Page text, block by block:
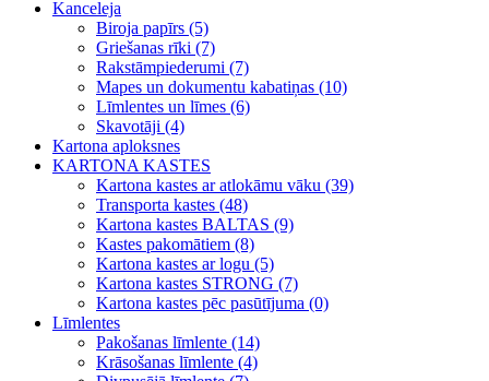
Kanceleja
Biroja papīrs (5)
Griešanas rīki (7)
Rakstāmpiederumi (7)
Mapes un dokumentu kabatiņas (10)
Līmlentes un līmes (6)
Skavotāji (4)
Kartona aploksnes
KARTONA KASTES
Kartona kastes ar atlokāmu vāku (39)
Transporta kastes (48)
Kartona kastes BALTAS (9)
Kastes pakomātiem (8)
Kartona kastes ar logu (5)
Kartona kastes STRONG (7)
Kartona kastes pēc pasūtījuma (0)
Līmlentes
Pakošanas līmlente (14)
Krāsošanas līmlente (4)